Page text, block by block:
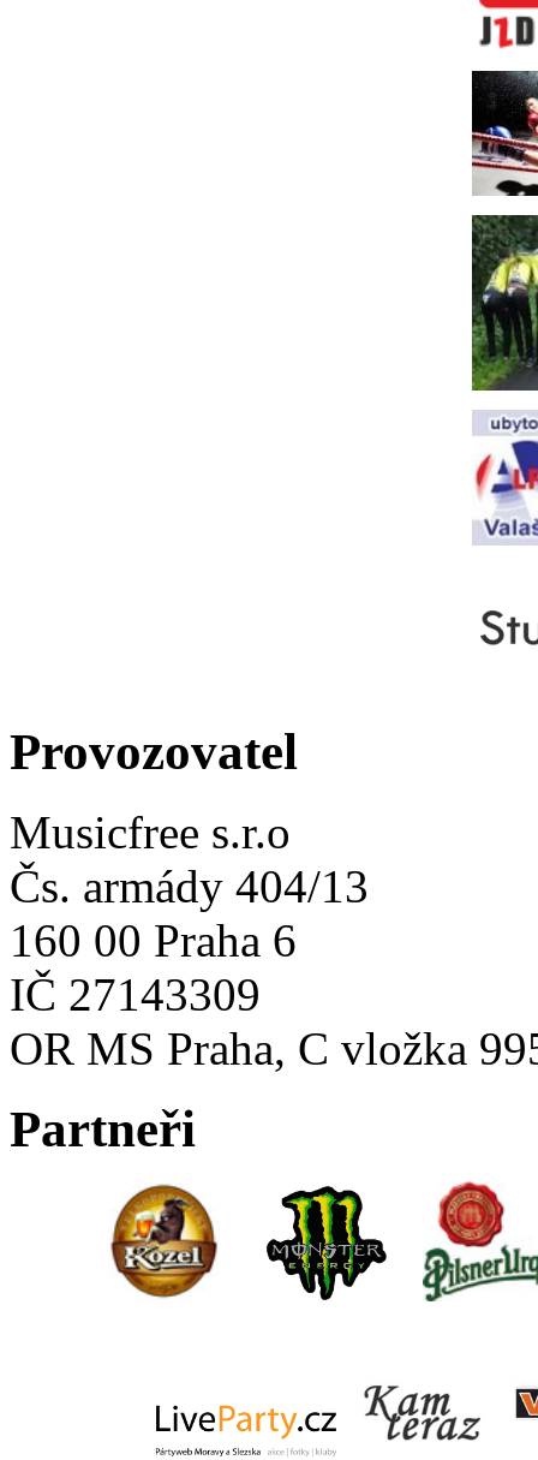
Provozovatel
Musicfree s.r.o
Čs. armády 404/13
160 00 Praha 6
IČ 27143309
OR MS Praha, C vložka
Partneři